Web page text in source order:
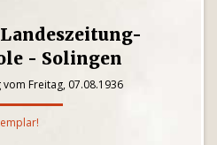
- Solingen
Freitag, 07.08.1936